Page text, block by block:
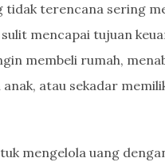
tidak terencana sering
mencapai tujuan
membeli rumah,
atau sekadar
mengelola uang